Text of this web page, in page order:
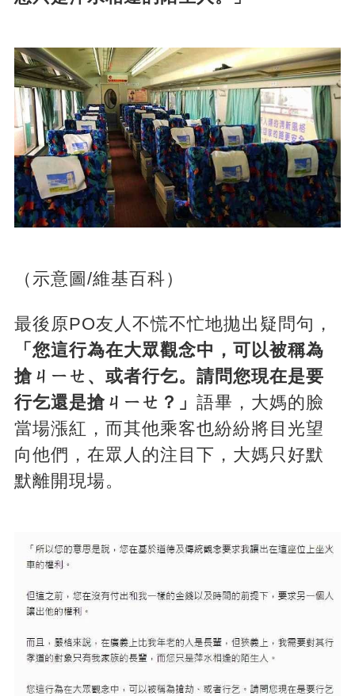
（示意圖/維基百科）
最後原PO友人不慌不忙地拋出疑問句，
「您這行為在大眾觀念中，可以被稱為
搶ㄐㄧㄝ 、或者行乞。請問您現在是要
行乞還是搶ㄐㄧㄝ？」 語畢，大媽的臉
當場漲紅，而其他乘客也紛紛將目光望
向他們，在眾人的注目下，大媽只好默
默離開現場。